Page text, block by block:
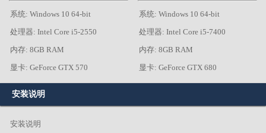
系统: Windows 10 64-bit
处理器: Intel Core i5-2550
内存: 8GB RAM
显卡: GeForce GTX 570
系统: Windows 10 64-bit
处理器: Intel Core i5-7400
内存: 8GB RAM
显卡: GeForce GTX 680
安装说明
安装说明